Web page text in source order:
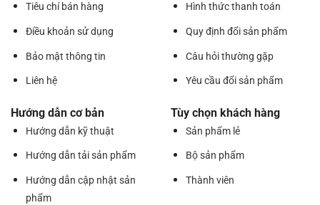
Tiêu chí bán hàng
Điều khoản sử dụng
Bảo mật thông tin
Liên hệ
Hình thức thanh toán
Quy định đổi sản phẩm
Câu hỏi thường gặp
Yêu cầu đổi sản phẩm
Hướng dẫn cơ bản
Hướng dẫn kỹ thuật
Hướng dẫn tải sản phẩm
Hướng dẫn cập nhật sản
phẩm
Tùy chọn khách hàng
Sản phẩm lẻ
Bộ sản phẩm
Thành viên